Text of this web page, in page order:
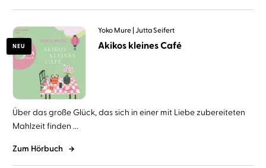
NEU
Yoko Mure Jutta Seifert
Akikos kleines Café
Über das große Glück, das sich in einer mit Liebe zubereiteten
Mahlzeit finden ...
Zum Hörbuch